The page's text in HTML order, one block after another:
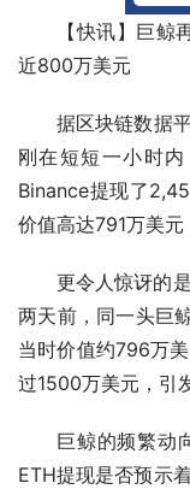
【快讯】巨
近800万美元
据区块链数据
刚在短短一小时
Binance提现了
价值高达791万美元
更令人惊讶的
两天前，同一头巨
当时价值约796万
过1500万美元，引
巨鲸的频繁动
ETH提现是否预示